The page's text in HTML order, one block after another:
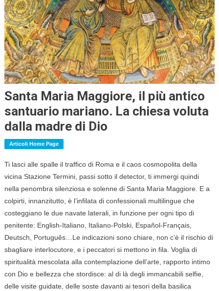
Santa Maria Maggiore, il più antico
santuario mariano. La chiesa voluta
dalla madre di Dio
Articoli Home Page
Ti lasci alle spalle il traffico di Roma e il caos cosmopolita della
vicina Stazione Termini, passi sotto il detector, ti immergi quindi
nella penombra silenziosa e solenne di Santa Maria Maggiore. E a
colpirti, innanzitutto, è l’infilata di confessionali multilingue che
costeggiano le due navate laterali, in funzione per ogni tipo di
penitente: English-Italiano, Italiano-Polski, Español-Français,
Deutsch, Português…Le indicazioni sono chiare, non c’è il rischio di
sbagliare interlocutore, e i peccatori si mettono in fila. Voglia di
spiritualità mescolata alla contemplazione dell’arte, rapporto intimo
con Dio e bellezza che stordisce: al di là degli immancabili selfie,
delle visite guidate, delle soste davanti ai tesori della basilica